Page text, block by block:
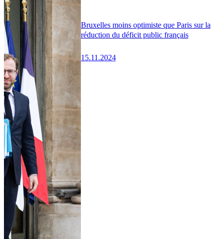
Bruxelles moins optimiste que Paris sur la
réduction du déficit public français
15.11.2024